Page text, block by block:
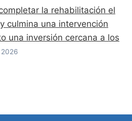
la rehabilitación el
culmina una intervención
una inversión cercana a los